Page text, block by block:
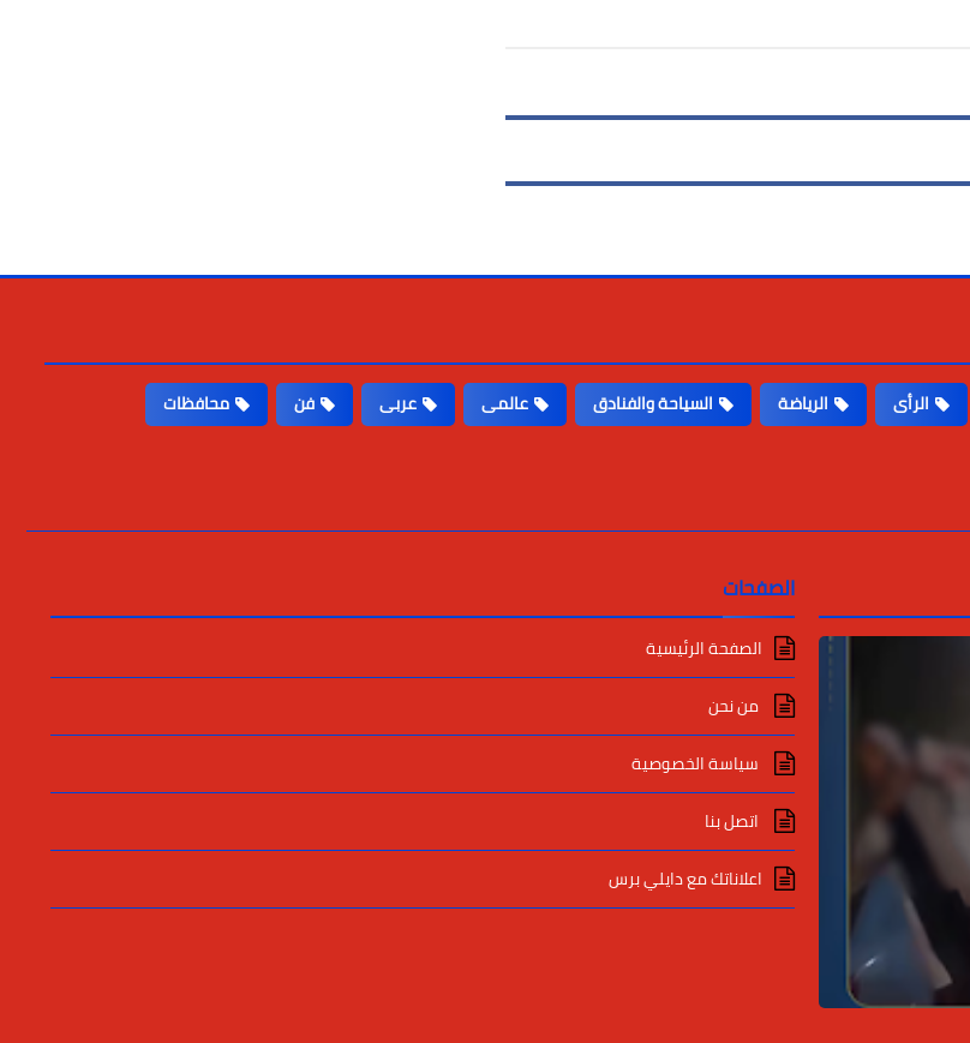
الرأى الرياضة السياحة والفنادق عالمى عربى فن
محافظات
الصفحات
الصفحة الرئيسية
من نحن
سياسة الخصوصية
اتصل بنا
اعلاناتك مع دايلي برس